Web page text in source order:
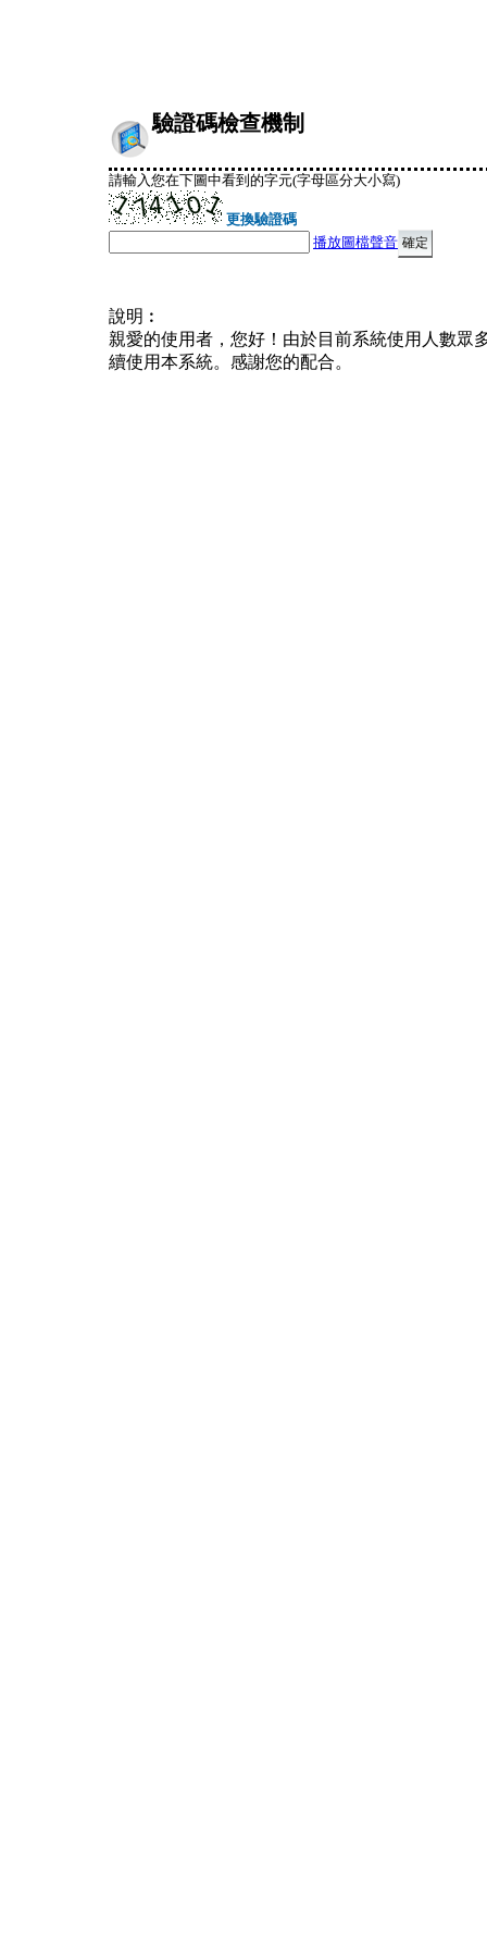
驗證碼檢查機制
請輸入您在下圖中看到的字元(字母區分大小寫)
更換驗證碼
播放圖檔聲音
說明︰
親愛的使用者，您好！由於目前系統使用人數眾
續使用本系統。感謝您的配合。